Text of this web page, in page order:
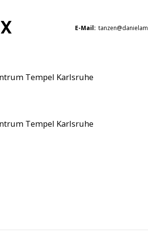
E-Mail:
Tempel Karlsruhe
Tempel Karlsruhe